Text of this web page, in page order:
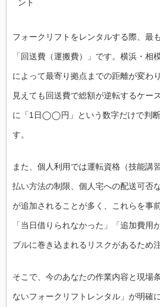
ント
フォークリフトをレンタルする際、最
「回送費（運搬費）」です。横浜・相
によって最寄り拠点までの距離が変わ
見えても回送費で総額が逆転するケー
に「1日◯◯円」という数字だけで判断
す。
また、個人利用では運転資格（技能講
払い方法の制限、個人宅への配送可否
が追加されることが多く、これらを事
「当日借りられなかった」「追加費用
ブルに巻き込まれるリスクがあるため
そこで、今のあなたの作業内容と現場
ないフォークリフトレンタル」が明確